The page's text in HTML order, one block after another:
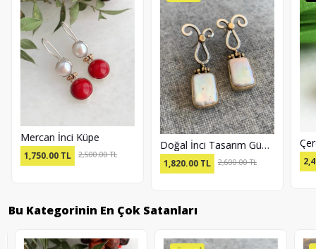
Mercan İnci Küpe
1,750.00TL 2,500.00 TL
Doğal İnci Tasarım Gümüş Küpe
1,820.00TL 2,600.00 TL
Bu Kategorinin En Çok Satanları